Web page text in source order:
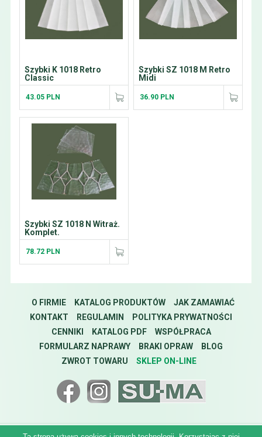
Szybki K 1018 Retro
Classic
43.05 PLN
Szybki SZ 1018 M Retro
Midi
36.90 PLN
Szybki SZ 1018 N Witraż.
Komplet.
78.72 PLN
O FIRMIE KATALOG PRODUKTÓW
JAK ZAMAWIAĆ
KONTAKT
REGULAMIN
POLITYKA PRYWATNOŚCI
CENNIKI
KATALOG PDF
WSPÓŁPRACA
FORMULARZ NAPRAWY
BRAKI OPRAW
BLOG
ZWROT TOWARU
SKLEP ON-LINE